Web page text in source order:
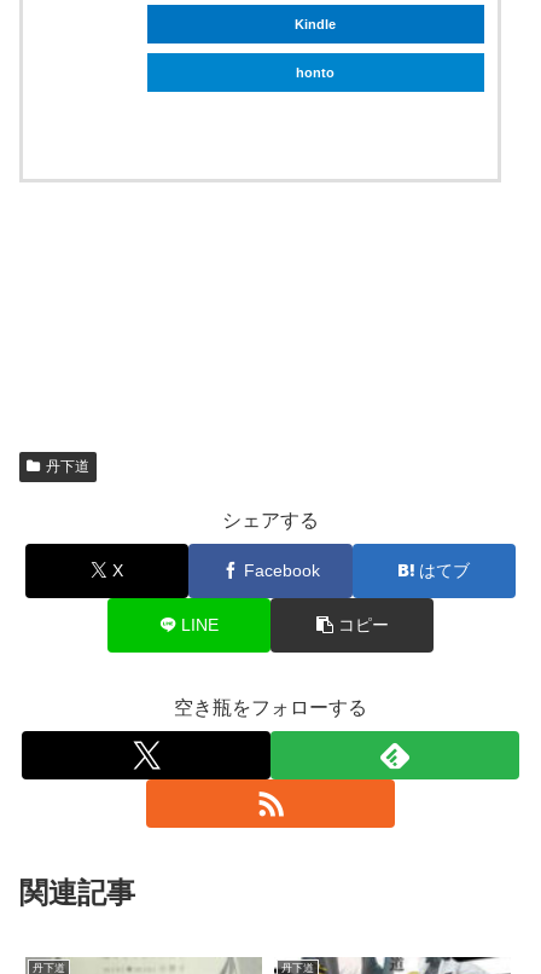
Kindle
honto
丹下道
シェアする
X Facebook はてブ
LINE コピー
空き瓶をフォローする
関連記事
丹下道 丹下道